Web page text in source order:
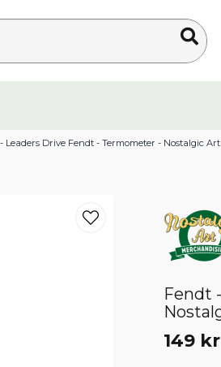
Leaders Drive Fendt - Termometer - Nostalgic Art
Fendt
149 kr